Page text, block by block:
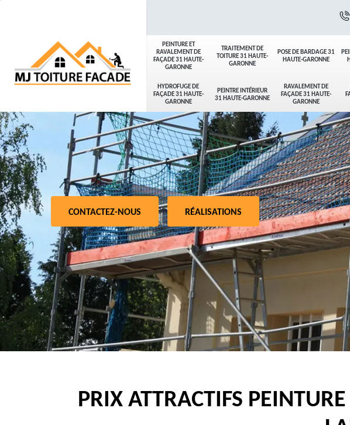
PEINTURE ET
RAVALEMENT DE
FAÇADE 31 HAUTE-
GARONNE
TRAITEMENT DE
TOITURE 31 HAUTE-
GARONNE
POSE DE BARDAGE 31
HAUTE-GARONNE
HYDROFUGE DE
FAÇADE 31 HAUTE-
GARONNE
PEINTRE INTÉRIEUR
31 HAUTE-GARONNE
RAVALEMENT DE
FAÇADE 31 HAUTE-
GARONNE
CONTACTEZ-NOUS RÉALISATIONS
PRIX ATTRACTIFS